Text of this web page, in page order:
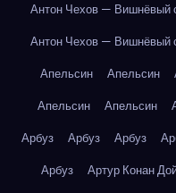
Антон Чехов — Вишнёвый
Антон Чехов — Вишнёвый
Апельсин
Апельсин
Апельсин
Апельсин
Арбуз
Арбуз Арбуз
Арбуз
Артур Конан